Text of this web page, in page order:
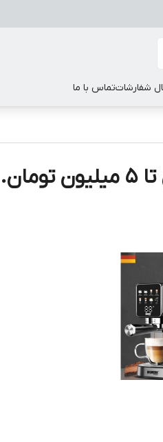
شفارشاتتماس با ما